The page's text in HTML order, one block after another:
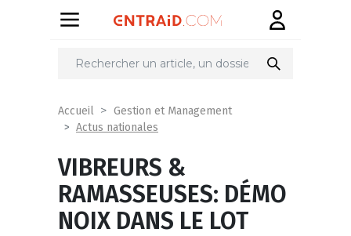
Partager
Accueil
Gestion et Management
Actus nationales
VIBREURS &
RAMASSEUSES: DÉMO
NOIX DANS LE LOT